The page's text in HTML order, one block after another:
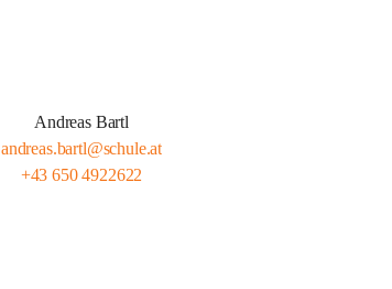
Andreas Bartl
andreas.bartl@schule.at
+43 650 4922622